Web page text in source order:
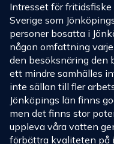
Intresset för
Sverige som
personer bosatta i
någon omfattning
den besöksnäring den
ett mindre samhälles
inte sällan till fler
Jönköpings län finns
men det finns stor
uppleva våra vatten
förbättra kvaliteten på